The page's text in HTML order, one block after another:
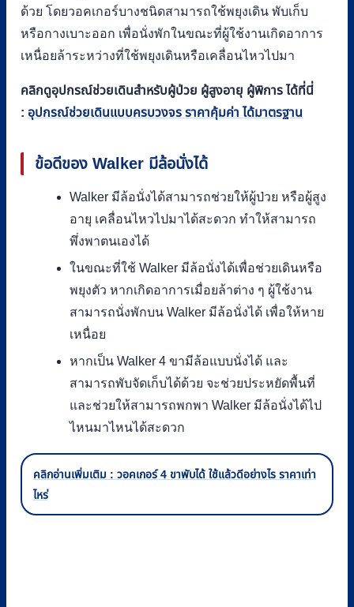
ด้วย โดยวอคเกอร์บางชนิดสามารถใช้พยุงเดิน พับเก็บ
หรือกางเบาะออก เพื่อนั่งพักในขณะที่ผู้ใช้งานเกิดอาการ
เหนื่อยล้าระหว่างที่ใช้พยุงเดินหรือเคลื่อนไหวไปมา
คลิกดูอุปกรณ์ช่วยเดินสำหรับผู้ป่วย ผู้สูงอายุ ผู้พิการ ได้ที่นี่
: อุปกรณ์ช่วยเดินแบบครบวงจร ราคาคุ้มค่า ได้มาตรฐาน
ข้อดีของ Walker มีล้อนั่งได้
Walker มีล้อนั่งได้สามารถช่วยให้ผู้ป่วย หรือผู้สูง
อายุ เคลื่อนไหวไปมาได้สะดวก ทำให้สามารถ
พึ่งพาตนเองได้
ในขณะที่ใช้ Walker มีล้อนั่งได้เพื่อช่วยเดินหรือ
พยุงตัว หากเกิดอาการเมื่อยล้าต่าง ๆ ผู้ใช้งาน
สามารถนั่งพักบน Walker มีล้อนั่งได้ เพื่อให้หาย
เหนื่อย
หากเป็น Walker 4 ขามีล้อแบบนั่งได้ และ
สามารถพับจัดเก็บได้ด้วย จะช่วยประหยัดพื้นที่
และช่วยให้สามารถพกพา Walker มีล้อนั่งได้ไป
ไหนมาไหนได้สะดวก
คลิกอ่านเพิ่มเติม : วอคเกอร์ 4 ขาพับได้ ใช้แล้วดีอย่างไร ราคาเท่า
ไหร่